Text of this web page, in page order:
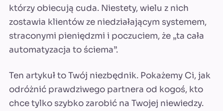
którzy obiecują cuda. Niestety, wielu z nich
zostawia klientów ze niedziałającym systemem,
straconymi pieniędzmi i poczuciem, że „ta cała
automatyzacja to ściema”.
Ten artykuł to Twój niezbędnik. Pokażemy Ci, jak
odróżnić prawdziwego partnera od kogoś, kto
chce tylko szybko zarobić na Twojej niewiedzy.